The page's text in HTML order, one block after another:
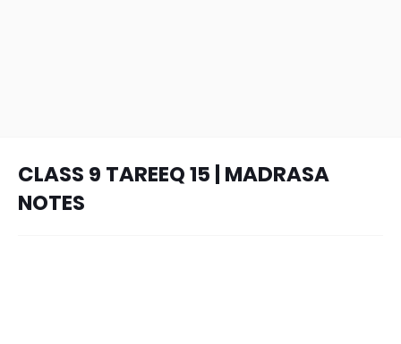
CLASS 9 TAREEQ 15 | MADRASA
NOTES